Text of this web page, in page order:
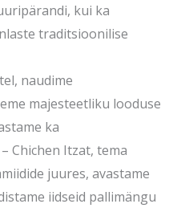
kui ka
traditsioonilise
naudime
majesteetliku looduse
ka
Chichen Itzat, tema
juures, avastame
iidseid pallimängu